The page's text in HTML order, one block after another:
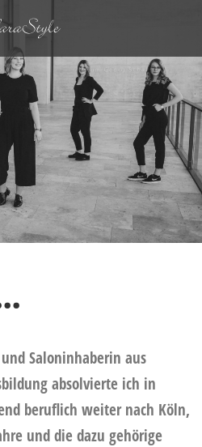
Saloninhaberin aus
absolvierte ich in
beruflich weiter nach Köln,
und die dazu gehörige